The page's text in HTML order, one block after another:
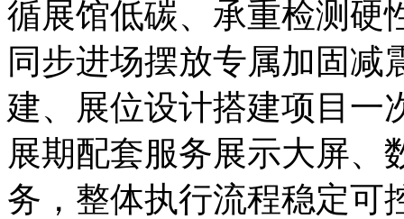
循展馆低碳、承重检测硬
同步进场摆放专属加固减
建、展位设计搭建项目一
展期配套服务展示大屏、
务，整体执行流程稳定可